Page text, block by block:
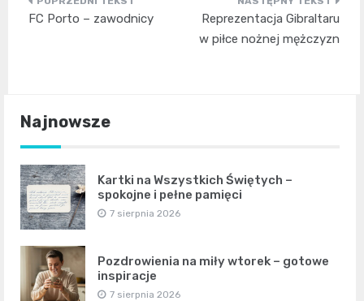
Nawigacja
FC Porto – zawodnicy
Reprezentacja Gibraltaru
w piłce nożnej mężczyzn
Najnowsze
Kartki na Wszystkich Świętych –
spokojne i pełne pamięci
7 sierpnia 2026
Pozdrowienia na miły wtorek – gotowe
inspiracje
7 sierpnia 2026